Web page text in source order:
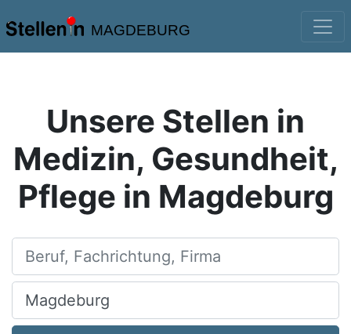
MAGDEBURG
Unsere Stellen in
Medizin, Gesundheit,
Pflege in Magdeburg
Beruf, Fachrichtung, Firma
Ort, Stadt